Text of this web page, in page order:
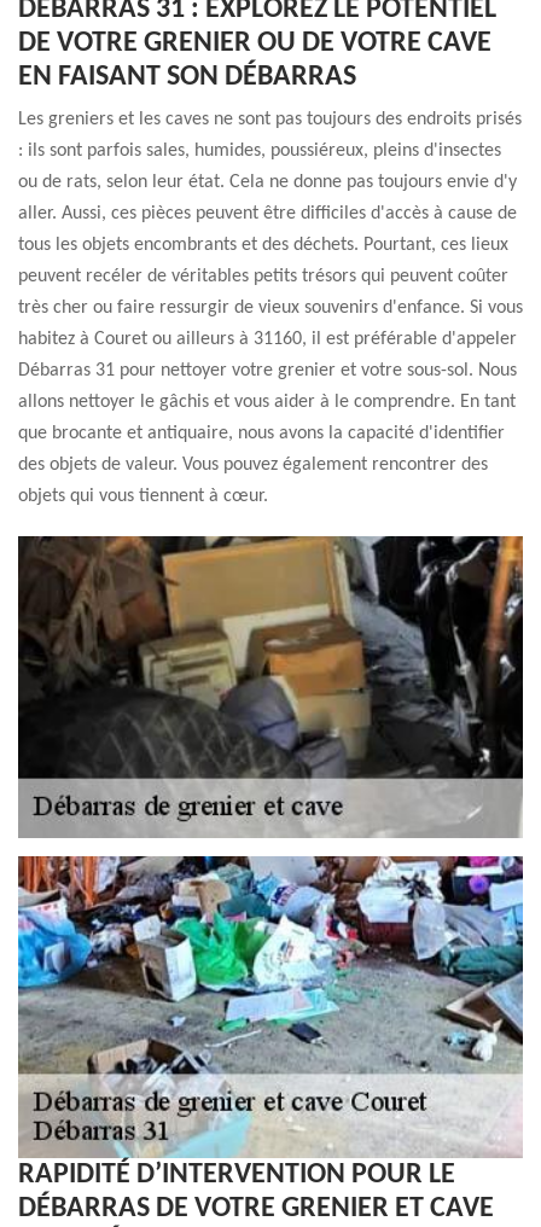
DÉBARRAS 31 : EXPLOREZ LE POTENTIEL
DE VOTRE GRENIER OU DE VOTRE CAVE
EN FAISANT SON DÉBARRAS
Les greniers et les caves ne sont pas toujours des endroits prisés
: ils sont parfois sales, humides, poussiéreux, pleins d'insectes
ou de rats, selon leur état. Cela ne donne pas toujours envie d'y
aller. Aussi, ces pièces peuvent être difficiles d'accès à cause de
tous les objets encombrants et des déchets. Pourtant, ces lieux
peuvent recéler de véritables petits trésors qui peuvent coûter
très cher ou faire ressurgir de vieux souvenirs d'enfance. Si vous
habitez à Couret ou ailleurs à 31160, il est préférable d'appeler
Débarras 31 pour nettoyer votre grenier et votre sous-sol. Nous
allons nettoyer le gâchis et vous aider à le comprendre. En tant
que brocante et antiquaire, nous avons la capacité d'identifier
des objets de valeur. Vous pouvez également rencontrer des
objets qui vous tiennent à cœur.
RAPIDITÉ D’INTERVENTION POUR LE
DÉBARRAS DE VOTRE GRENIER ET CAVE